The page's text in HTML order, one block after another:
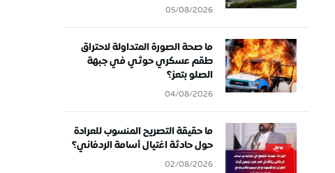
05/08/2026
ما صحة الصورة المتداولة لاحتراق
طقم عسكري حوثي في جبهة
الصلو بتعز؟
04/08/2026
ما حقيقة التصريح المنسوب للعرادة
حول حادثة اغتيال أسامة الردفاني؟
02/08/2026